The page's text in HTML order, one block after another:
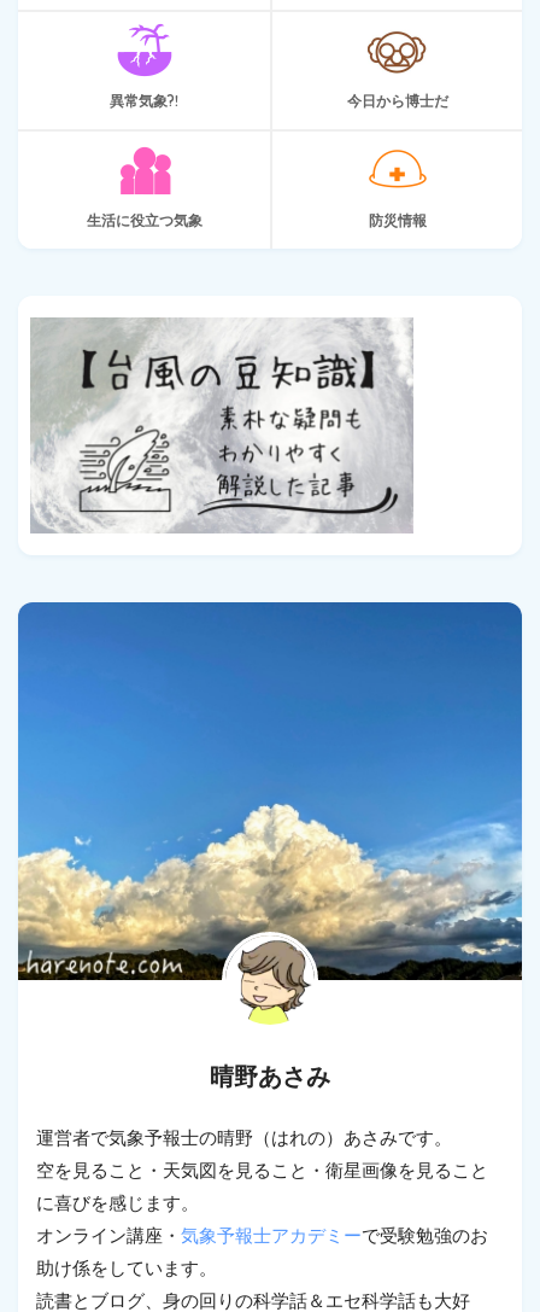
異常気象?! 今日から博士だ
生活に役立つ気象 防災情報
晴野あさみ
運営者で気象予報士の晴野（はれの）あさみです。
空を見ること・天気図を見ること・衛星画像を見ること
に喜びを感じます。
オンライン講座・ 気象予報士アカデミーで受験勉強のお
助け係をしています。
読書とブログ、身の回りの科学話＆エセ科学話も大好